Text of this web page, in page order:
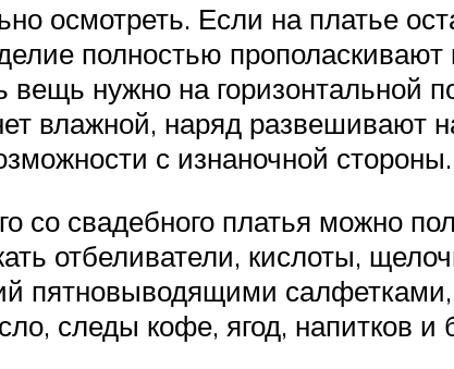
осмотреть. Если на платье
полностью
вещь нужно на горизонтальной
влажной, наряд развешивают
с изнаночной стороны.
со свадебного платья можно
отбеливатели, кислоты,
пятновыводящими
следы кофе, ягод, напитков и